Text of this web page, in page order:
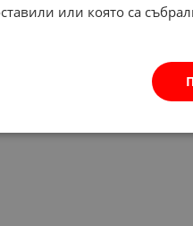
или която са